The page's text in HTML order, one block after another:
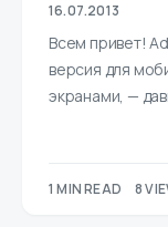
16.07.2013
Всем привет!
версия для
экранами, —
1 MIN READ 8